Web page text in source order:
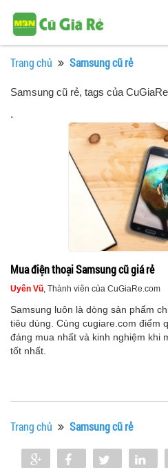
Trang chủ Samsung cũ rẻ
Samsung cũ rẻ, tags của
.
Mua điện thoại Samsung cũ giá rẻ
Uyên Vũ, Thành viên của CuGiaRe.com
Samsung luôn là dòng sản phẩm
tiêu dùng. Cùng cugiare.com điểm
đáng mua nhất và kinh nghiệm khi
tốt nhất.
Trang chủ Samsung cũ rẻ
Share Share Tweet